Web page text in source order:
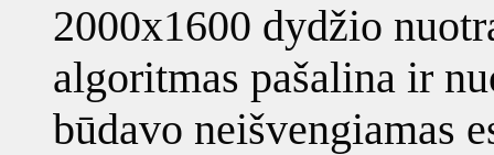
2000x1600 dydžio
algoritmas pašalina ir
būdavo neišvengiamas